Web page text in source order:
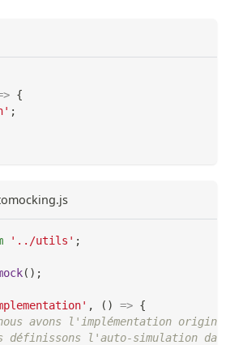
{
;
'../utils' ;
( ) ;
, ( ) => {
avons l'implémentation
définissons l'auto-simulation